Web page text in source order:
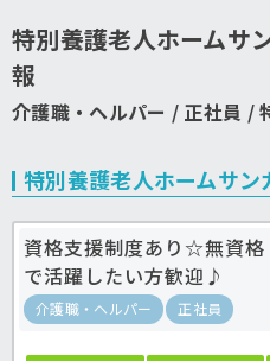
特別養護老人ホームサ
報
介護職・ヘルパー / 正社員 /
特別養護老人ホームサン
資格支援制度あり☆無資
で活躍したい方歓迎♪
介護職・ヘルパー 正社員